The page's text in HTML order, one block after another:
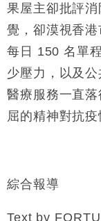
果屋主卻批評
覺，卻漠視香
每日 150 名單
少壓力，以及
醫療服務一直
屈的精神對抗疫
綜合報導
Text by